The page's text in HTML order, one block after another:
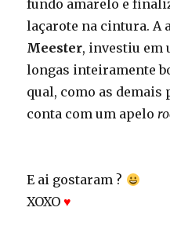
fundo amarelo e
laçarote na cintura.A
Meester, investiu em
longas inteiramente
qual, como as demais
conta com um apelo
E ai gostaram ?
XOXO♥